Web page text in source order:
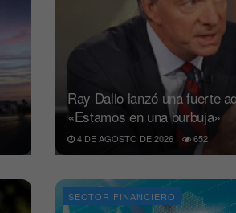
Ray Dalio lanzó una fuerte
«Estamos en una burbuja»
4 DE AGOSTO DE 2026 652
SECTOR FINANCIERO